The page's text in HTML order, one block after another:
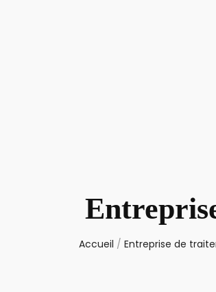
Accueil / Entreprise de